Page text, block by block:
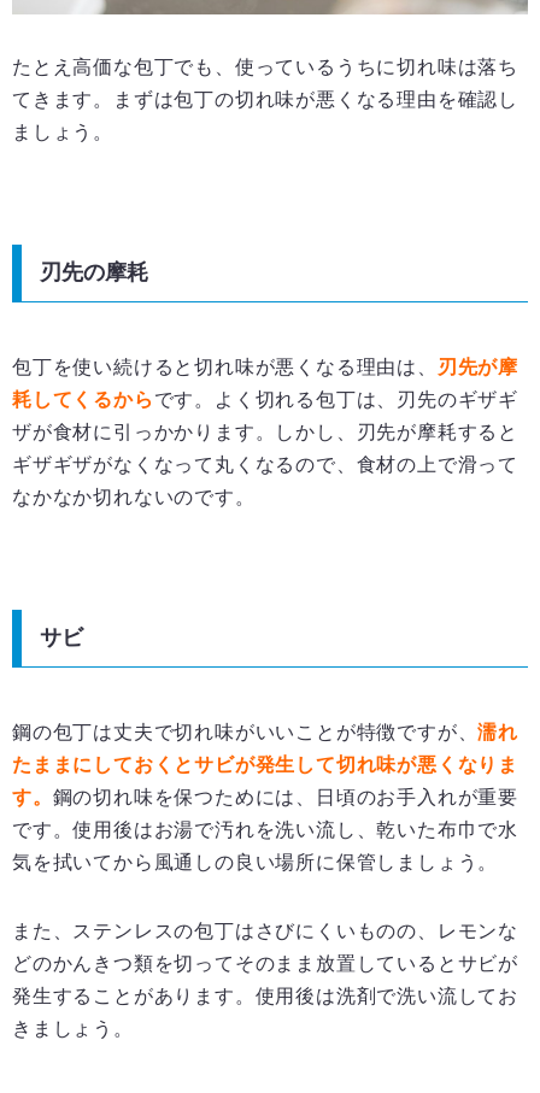
たとえ高価な包丁でも、使っているうちに切れ味は落ち
てきます。まずは包丁の切れ味が悪くなる理由を確認し
ましょう。
刃先の摩耗
包丁を使い続けると切れ味が悪くなる理由は、
刃先が摩
耗してくるから です。よく切れる包丁は、刃先のギザギ
ザが食材に引っかかります。しかし、刃先が摩耗すると
ギザギザがなくなって丸くなるので、食材の上で滑って
なかなか切れないのです。
サビ
鋼の包丁は丈夫で切れ味がいいことが特徴ですが、濡れ
たままにしておくとサビが発生して切れ味が悪くなりま
す。 鋼の切れ味を保つためには、日頃のお手入れが重要
です。使用後はお湯で汚れを洗い流し、乾いた布巾で水
気を拭いてから風通しの良い場所に保管しましょう。
また、ステンレスの包丁はさびにくいものの、レモンな
どのかんきつ類を切ってそのまま放置しているとサビが
発生することがあります。使用後は洗剤で洗い流してお
きましょう。